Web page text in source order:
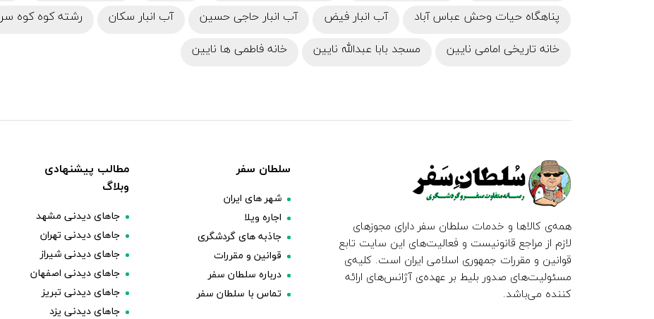
پناهگاه حیات وحش عباس‌ آباد
آب انبار فیض آب انبار حاجی حسین آب انبار سکان رشته کوه کوه سر
خانه تاریخی امامی نایین
مسجد بابا عبدالله نایین خانه فاطمی ها نایین
همه‌ی کالاها و خدمات سلطان سفر دارای مجوزهای
لازم از مراجع قانونیست و فعالیت‌های این سایت تابع
قوانین و مقررات جمهوری اسلامی ایران است. کلیه‌ی
مسئولیت‌های صدور بلیط بر عهده‌ی آژانس‌های ارائه
کننده می‌باشد.
سلطان سفر
شهر های ایران
اجاره ویلا
جاذبه های گردشگری
قوانین و مقررات
درباره سلطان سفر
تماس با سلطان سفر
مطالب پیشنهادی
وبلاگ
جاهای دیدنی مشهد
جاهای دیدنی تهران
جاهای دیدنی شیراز
جاهای دیدنی اصفهان
جاهای دیدنی تبریز
جاهای دیدنی یزد